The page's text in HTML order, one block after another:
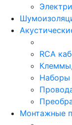
RCA
Наборы
Монтажные